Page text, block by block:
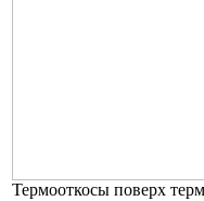
Термооткосы поверх